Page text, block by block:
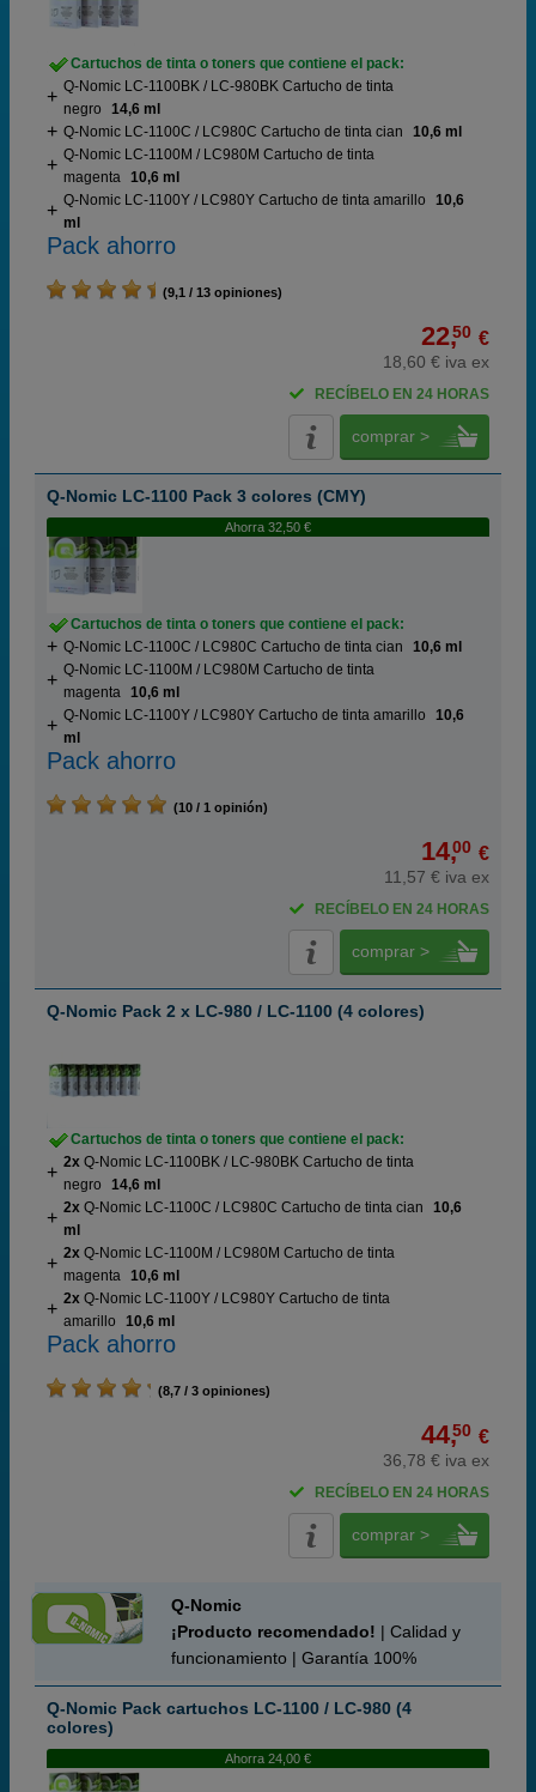
Cartuchos de tinta o toners que contiene el pack:
Q-Nomic LC-1100BK / LC-980BK Cartucho de tinta
negro
14,6 ml
Q-Nomic LC-1100C / LC980C Cartucho de tinta cian
10,6 ml
Q-Nomic LC-1100M / LC980M Cartucho de tinta
magenta 10,6 ml
Q-Nomic LC-1100Y / LC980Y Cartucho de tinta amarillo
10,6
ml
Pack ahorro
(9,1 / 13 opiniones)
22,50 €
18,60 € iva ex
RECÍBELO EN 24 HORAS
comprar >
Q-Nomic LC-1100 Pack 3 colores (CMY)
Ahorra 32,50 €
Cartuchos de tinta o toners que contiene el pack:
Q-Nomic LC-1100C / LC980C Cartucho de tinta cian
10,6 ml
Q-Nomic LC-1100M / LC980M Cartucho de tinta
magenta 10,6 ml
Q-Nomic LC-1100Y / LC980Y Cartucho de tinta amarillo
10,6
ml
Pack ahorro
(10 / 1 opinión)
14,00 €
11,57 € iva ex
RECÍBELO EN 24 HORAS
comprar >
Q-Nomic Pack 2 x LC-980 / LC-1100 (4 colores)
Cartuchos de tinta o toners que contiene el pack:
2x Q-Nomic LC-1100BK / LC-980BK Cartucho de tinta
negro
14,6 ml
2x Q-Nomic LC-1100C / LC980C Cartucho de tinta cian
10,6
ml
2x Q-Nomic LC-1100M / LC980M Cartucho de tinta
magenta 10,6 ml
2x Q-Nomic LC-1100Y / LC980Y Cartucho de tinta
amarillo
10,6 ml
Pack ahorro
(8,7 / 3 opiniones)
44,50 €
36,78 € iva ex
RECÍBELO EN 24 HORAS
comprar >
Q-Nomic
¡Producto recomendado! | Calidad y
funcionamiento | Garantía 100%
Q-Nomic Pack cartuchos LC-1100 / LC-980 (4
colores)
Ahorra 24,00 €